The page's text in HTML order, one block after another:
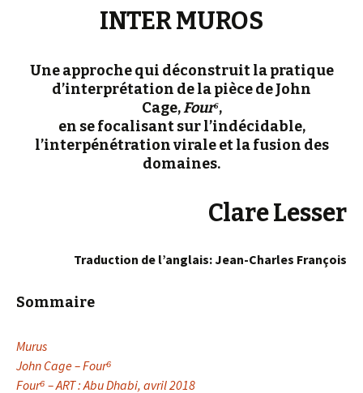
INTER MUROS
Une approche qui déconstruit la pratique
d’interprétation de la pièce de John
Cage,Four⁶,
en se focalisant sur l’indécidable,
l’interpénétration virale et la fusion des
domaines.
Clare Lesser
Traduction de l’anglais: Jean-Charles François
Sommaire
Murus
John Cage – Four⁶
Four⁶ – ART : Abu Dhabi, avril 2018